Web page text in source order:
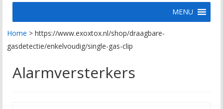
MENU
Home > https://www.exoxtox.nl/shop/draagbare-
gasdetectie/enkelvoudig/single-gas-clip
Alarmversterkers